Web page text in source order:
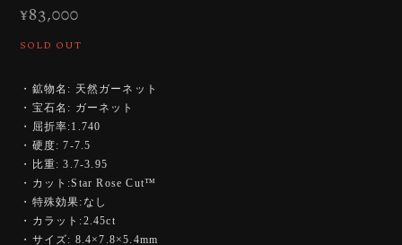
¥83,000
SOLD OUT
・鉱物名: 天然ガーネット
・宝石名: ガーネット
・屈折率:1.740
・硬度: 7-7.5
・比重: 3.7-3.95
・カット:Star Rose Cut™️
・特殊効果:なし
・カラット:2.45ct
・サイズ: 8.4×7.8×5.4mm